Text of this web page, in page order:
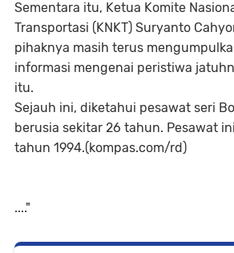
Sementara itu, Ketua Komite
Transportasi (KNKT) Suryanto
pihaknya masih terus
informasi mengenai peristiwa
itu.
Sejauh ini, diketahui pesawat seri
berusia sekitar 26 tahun. Pesawat
tahun 1994.(kompas.com/rd)
...."